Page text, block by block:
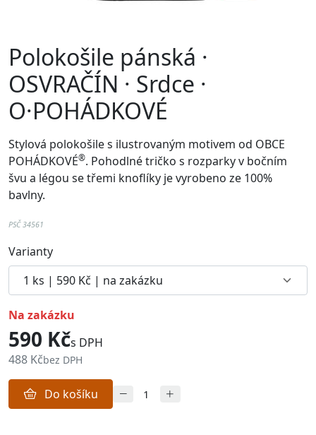
Polokošile pánská ·
OSVRAČÍN · Srdce ·
O·POHÁDKOVÉ
Stylová polokošile s ilustrovaným motivem od OBCE
POHÁDKOVÉ®. Pohodlnétričko s rozparky v bočním
švu a légou se třemi knoflíky je vyrobeno ze 100%
bavlny.
PSČ 34561
Varianty
na zakázku
590 Kčs DPH
488 Kčbez DPH
Do košíku